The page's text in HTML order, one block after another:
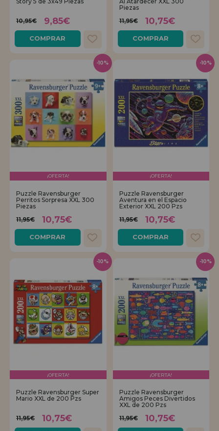
REGISTRO DISTRIBUIDOR
10,95€ 9,85€
COMPRAR
Piezas
11,95€
10,75€
COMPRAR
¡OFERTA!
Puzzle Ravensburger
Perritos Sorpresa XXL 300
Piezas
11,95€
10,75€
COMPRAR
-10%
¡OFERTA!
Puzzle Ravensburger
Aventura en el Espacio
Exterior XXL 200 Pzs
11,95€
10,75€
COMPRAR
-10%
¡OFERTA!
Puzzle Ravensburger Super
Mario XXL de 200 Pzs
11,95€ 10,75€
-10%
¡OFERTA!
Puzzle Ravensburger
Amigos Peces Divertidos
XXL de 200 Pzs
11,95€
10,75€
-10%